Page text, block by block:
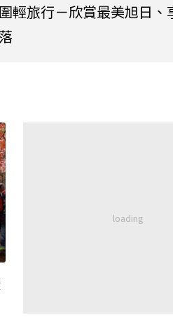
輕旅行－欣賞最美旭日、